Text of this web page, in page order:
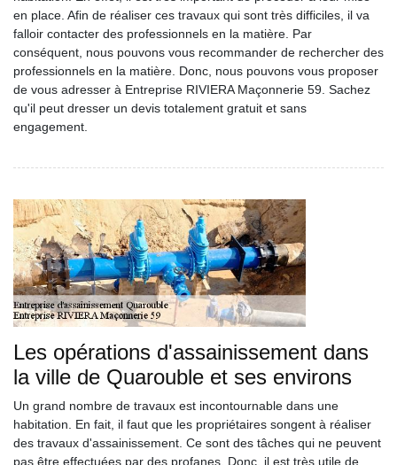
en place. Afin de réaliser ces travaux qui sont très difficiles, il va
falloir contacter des professionnels en la matière. Par
conséquent, nous pouvons vous recommander de rechercher des
professionnels en la matière. Donc, nous pouvons vous proposer
de vous adresser à Entreprise RIVIERA Maçonnerie 59. Sachez
qu'il peut dresser un devis totalement gratuit et sans
engagement.
Les opérations d'assainissement dans
la ville de Quarouble et ses environs
Un grand nombre de travaux est incontournable dans une
habitation. En fait, il faut que les propriétaires songent à réaliser
des travaux d'assainissement. Ce sont des tâches qui ne peuvent
pas être effectuées par des profanes. Donc, il est très utile de